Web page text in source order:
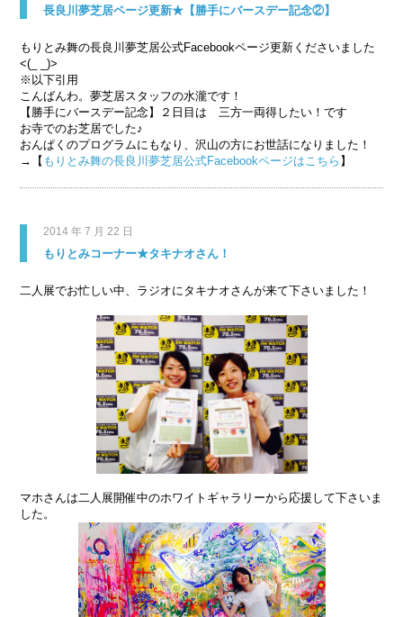
長良川夢芝居ページ更新★【勝手にバースデー記念②】
もりとみ舞の長良川夢芝居公式Facebookページ更新くださいました
<(_ _)>
※以下引用
こんばんわ。夢芝居スタッフの水瀧です！
【勝手にバースデー記念】２日目は 三方一両得したい！です
お寺でのお芝居でした♪
おんぱくのプログラムにもなり、沢山の方にお世話になりました！
→【 もりとみ舞の長良川夢芝居公式Facebookページはこちら 】
2014 年 7 月 22 日
もりとみコーナー★タキナオさん！
二人展でお忙しい中、ラジオにタキナオさんが来て下さいました！
マホさんは二人展開催中のホワイトギャラリーから応援して下さいま
した。